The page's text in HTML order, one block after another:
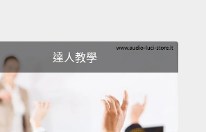
達人教學